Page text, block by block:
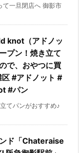
て一旦閉店へ 御影市
knot（アドノッ
プン！焼き立て
で、おやつに買
#アドノット #
#パン
てパンがおすすめ♪
ド「Chateraise